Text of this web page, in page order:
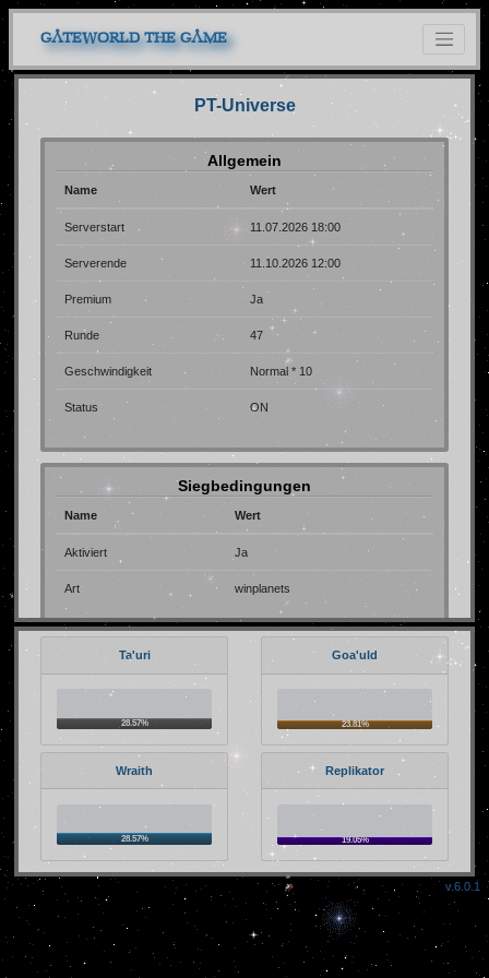
GATEWORLD THE GAME
PT-Universe
Allgemein
Name Wert
Serverstart 11.07.2026 18:00
Serverende 11.10.2026 12:00
Premium Ja
Runde 47
Geschwindigkeit Normal * 10
Status ON
Siegbedingungen
Name Wert
Aktiviert Ja
Art winplanets
Spieler
Inaktiv Löschung Nie
Allianzwechsel
Stützpunkte Keine Begrenzung
Urlaubszeit 800
Allianzbank aktiv nach 2 Tagen
Allianz
Ta'uri
28.57%
Goa'uld
23.81%
Wraith
28.57%
Replikator
19.05%
v.6.0.1